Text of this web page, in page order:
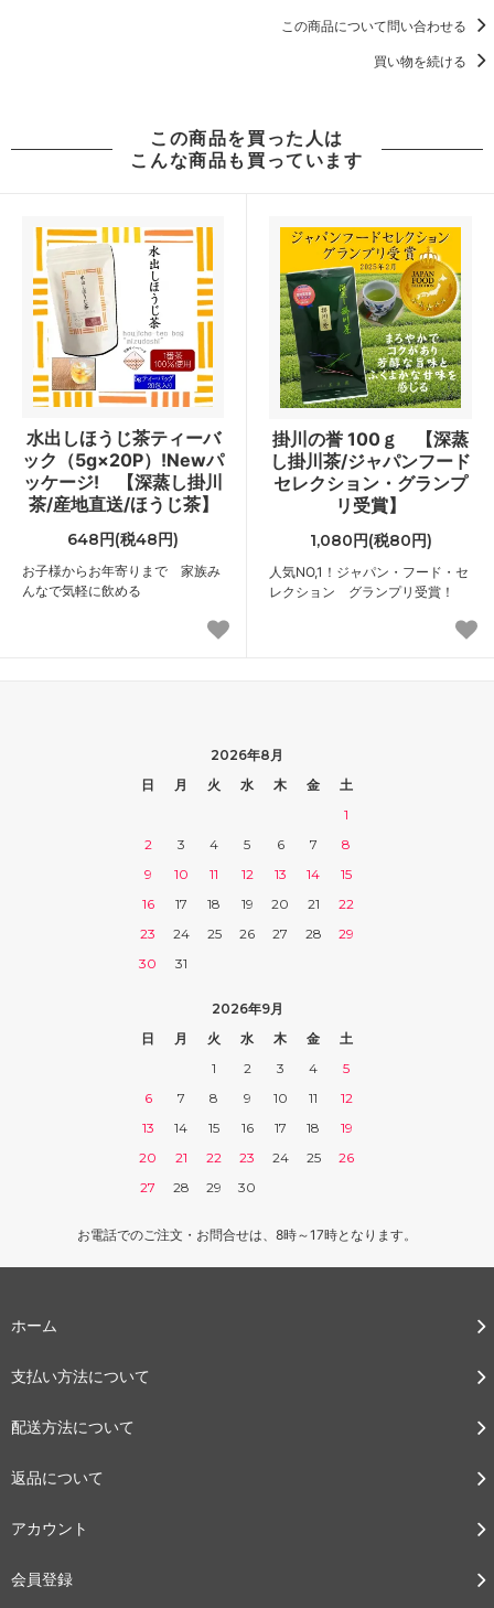
この商品について問い合わせる
買い物を続ける
この商品を買った人は
こんな商品も買っています
水出しほうじ茶ティーバ
ック（5g×20P）!Newパ
ッケージ! 【深蒸し掛川
茶/産地直送/ほうじ茶】
648円(税48円)
お子様からお年寄りまで 家族み
んなで気軽に飲める
掛川の誉 100ｇ 【深蒸
し掛川茶/ジャパンフード
セレクション・グランプ
リ受賞】
1,080円(税80円)
人気NO,1！ジャパン・フード・セ
レクション グランプリ受賞！
2026年8月
日
月 火 水 木 金
土
1
2
3 4 5 6 7
8
9
10 11 12 13 14
15
16
17 18 19 20 21
22
23
24 25 26 27 28
29
30
31
2026年9月
日
月 火 水 木 金
土
1
2 3 4
5
6
7 8 9 10 11
12
13
14 15 16 17 18
19
20
21 22 23 24 25
26
27
28 29 30
お電話でのご注文・お問合せは、8時～17時となります。
ホーム
支払い方法について
配送方法について
返品について
アカウント
会員登録